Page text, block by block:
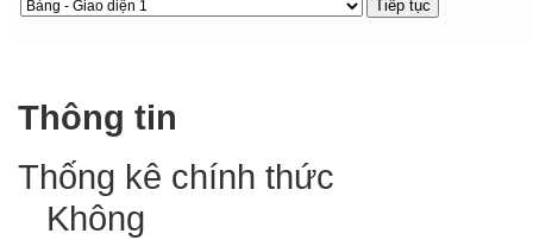
Thông tin
Thống kê chính thức
Không